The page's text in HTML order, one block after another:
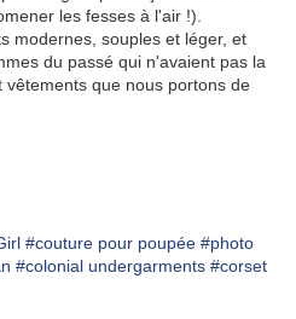
les fesses à l'air !).
modernes, souples et léger, et
du passé qui n'avaient pas la
que nous portons de
#couture pour poupée #photo
#colonial undergarments #corset